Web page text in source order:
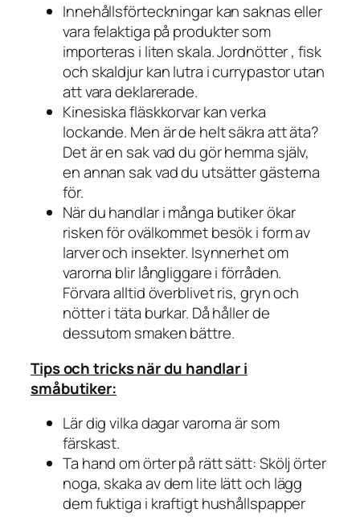
Innehållsförteckningar kan saknas eller
vara felaktiga på produkter som
importeras i liten skala. Jordnötter , fisk
och skaldjur kan lutra i currypastor utan
att vara deklarerade.
Kinesiska fläskkorvar kan verka
lockande. Men är de helt säkra att äta?
Det är en sak vad du gör hemma själv,
en annan sak vad du utsätter gästerna
för.
När du handlar i många butiker ökar
risken för ovälkommet besök i form av
larver och insekter. Isynnerhet om
varorna blir långliggare i förråden.
Förvara alltid överblivet ris, gryn och
nötter i täta burkar. Då håller de
dessutom smaken bättre.
Tips och tricks när du handlar i
småbutiker:
Lär dig vilka dagar varorna är som
färskast.
Ta hand om örter på rätt sätt: Skölj örter
noga, skaka av dem lite lätt och lägg
dem fuktiga i kraftigt hushållspapper